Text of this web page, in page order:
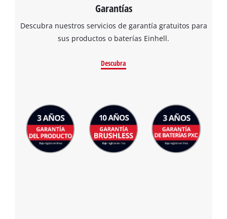
¡Necesitamos su consentimiento para
cargar el servicio Google Maps!
This content is not permitted to load due
visitor. The website owner needs to setup
the site with their CMP to add this content
Management Platform
Garantías
Descubra nuestros servicios de garantía gratuitos para
sus productos o baterías Einhell.
Descubra